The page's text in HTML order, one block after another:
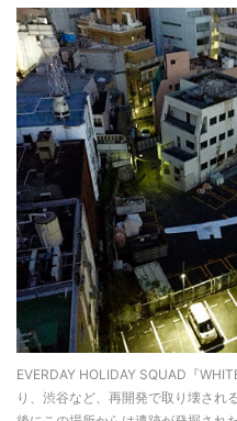
EVERDAY HOLIDAY SQUAD『
り、渋谷など、再開発で取り壊され